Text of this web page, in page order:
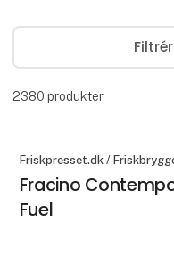
2380 produkter
Friskpresset.dk /
Fracino
Fuel